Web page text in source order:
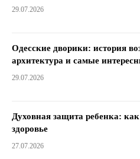
29.07.2026
Одесские дворики: история
архитектура и самые
29.07.2026
Духовная защита ребенка:
здоровье
27.07.2026